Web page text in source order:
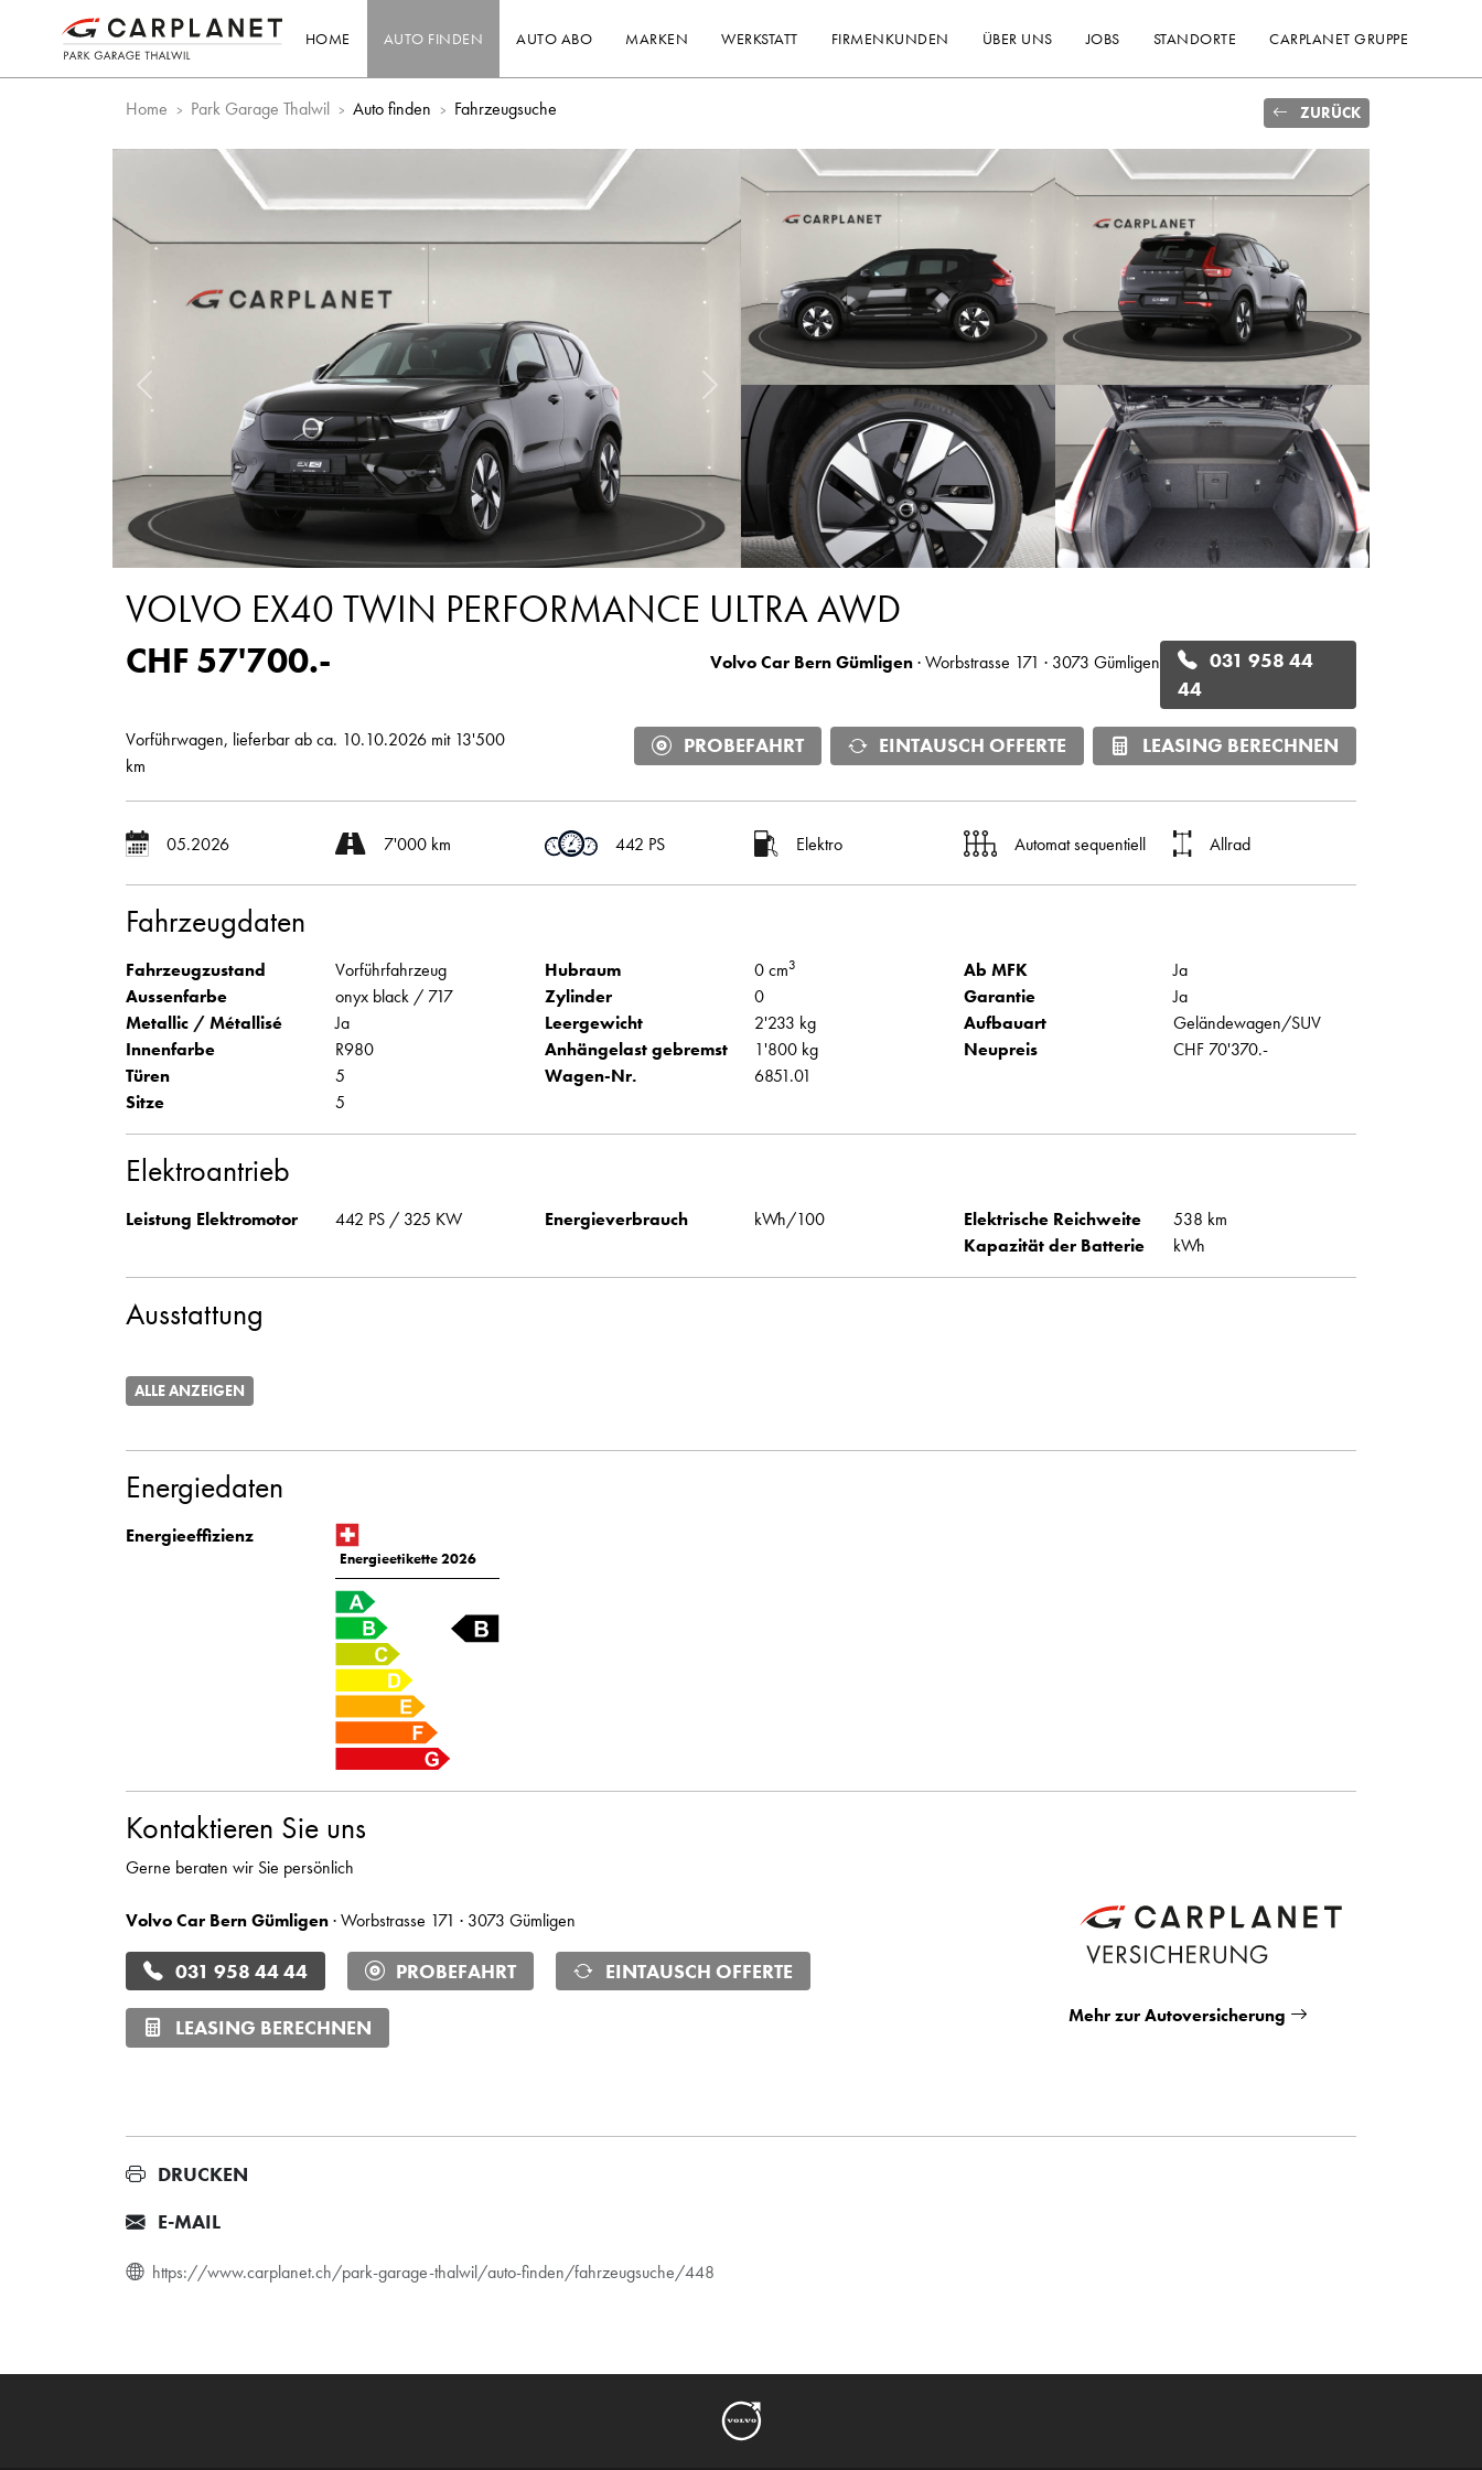
HOME AUTO FINDEN AUTO ABO MARKEN WERKSTATT FIRMENKUNDEN ÜBER UNS JOBS STANDORTE CARPLANET GRUPPE
Home Park Garage Thalwil Auto finden Fahrzeugsuche ZURÜCK
Vorheriges Bild Nächstes Bild
VOLVO EX40 TWIN PERFORMANCE ULTRA AWD
CHF 57'700.- Volvo Car Bern Gümligen· Worbstrasse 171 · 3073 Gümligen
031 958 44
44
Vorführwagen, lieferbar ab ca. 10.10.2026 mit 13'500
km
PROBEFAHRT EINTAUSCH OFFERTE LEASING BERECHNEN
05.2026 7'000 km 442 PS Elektro Automat sequentiell Allrad
Fahrzeugdaten
Fahrzeugzustand
Vorführfahrzeug
Aussenfarbe
onyx black / 717
Metallic / Métallisé
Ja
Innenfarbe
R980
Türen
5
Sitze
5
Hubraum 0 cm3
Zylinder
0
Leergewicht
2'233 kg
Anhängelast gebremst
1'800 kg
Wagen-Nr.
6851.01
Ab MFK
Ja
Garantie
Ja
Aufbauart
Geländewagen/SUV
Neupreis
CHF 70'370.-
Elektroantrieb
Leistung Elektromotor 442 PS / 325 KW Energieverbrauch kWh/100 Elektrische Reichweite
538 km
Kapazität der Batterie
kWh
Ausstattung
ALLE ANZEIGEN
Energiedaten
Energieeffizienz
Energieetikette 2026
Kontaktieren Sie uns
Gerne beraten wir Sie persönlich
Volvo Car Bern Gümligen· Worbstrasse 171 · 3073 Gümligen
031 958 44 44 PROBEFAHRT EINTAUSCH OFFERTE
LEASING BERECHNEN
Mehr zur Autoversicherung
DRUCKEN
E-MAIL
https://www.carplanet.ch/park-garage-thalwil/auto-finden/fahrzeugsuche/448